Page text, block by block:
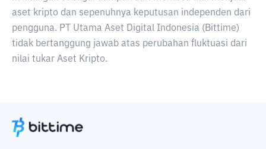
aset kripto dan sepenuhnya keputusan independen dari
pengguna. PT Utama Aset Digital Indonesia (Bittime)
tidak bertanggung jawab atas perubahan fluktuasi dari
nilai tukar Aset Kripto.